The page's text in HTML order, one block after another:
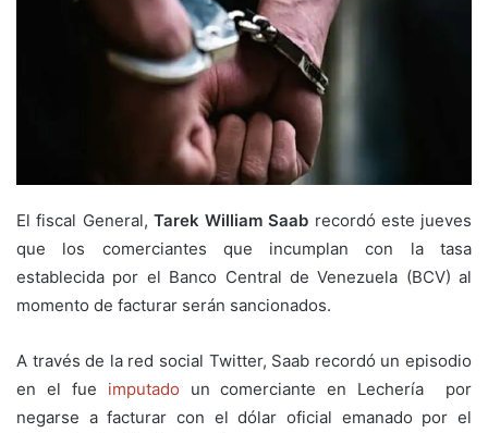
El fiscal General, Tarek William Saab recordó este jueves
que los comerciantes que incumplan con la tasa
establecida por el Banco Central de Venezuela (BCV) al
momento de facturar serán sancionados.
A través de la red social Twitter, Saab recordó un episodio
en el fue imputado un comerciante en Lechería por
negarse a facturar con el dólar oficial emanado por el